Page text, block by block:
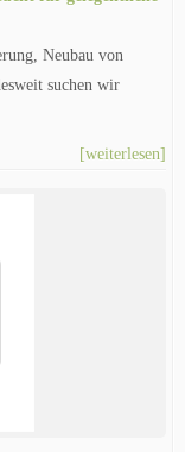
Neubau von
suchen wir
[weiterlesen]